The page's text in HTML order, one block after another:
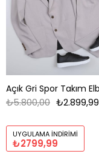
₺2.899,99
₺5.800,00
UYGULAMA İNDIRIMI
₺2799,99